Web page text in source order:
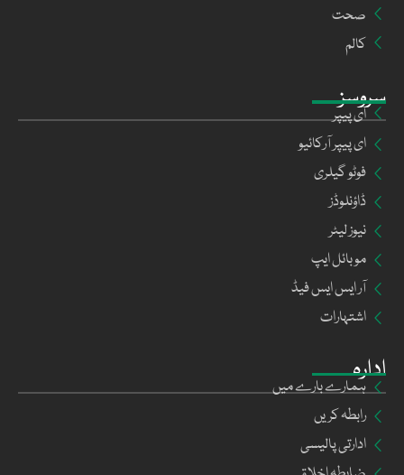
ادارہ
ہمارے بارے میں
رابطہ کریں
ادارتی پالیسی
سروسز
ای پیپر
ای پیپر آرکائیو
فوٹو گیلری
ڈاؤنلوڈز
نیوز لیٹر
موبائل ایپ
آر ایس ایس فیڈ
اشتہارات
صحت
کالم